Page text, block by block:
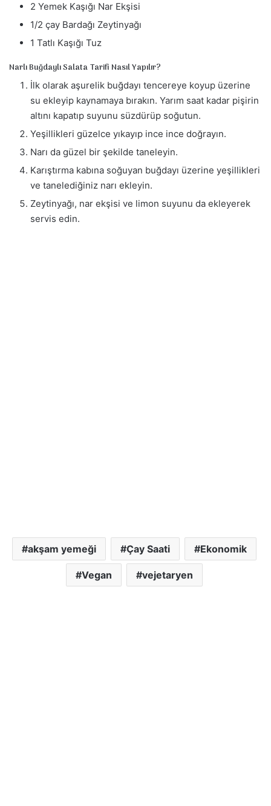
2 Yemek Kaşığı Nar Ekşisi
1/2 çay Bardağı Zeytinyağı
1 Tatlı Kaşığı Tuz
Narlı Buğdaylı Salata Tarifi Nasıl Yapılır?
İlk olarak aşurelik buğdayı tencereye koyup üzerine
su ekleyip kaynamaya bırakın. Yarım saat kadar pişirin
altını kapatıp suyunu süzdürüp soğutun.
Yeşillikleri güzelce yıkayıp ince ince doğrayın.
Narı da güzel bir şekilde taneleyin.
Karıştırma kabına soğuyan buğdayı üzerine yeşillikleri
ve tanelediğiniz narı ekleyin.
Zeytinyağı, nar ekşisi ve limon suyunu da ekleyerek
servis edin.
akşam yemeği Çay Saati Ekonomik
Vegan vejetaryen